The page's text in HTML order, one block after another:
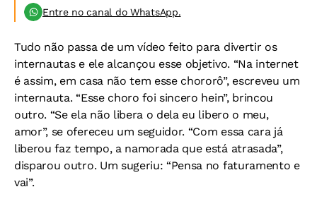
Entre no canal do WhatsApp.
Tudo não passa de um vídeo feito para divertir os
internautas e ele alcançou esse objetivo. “Na internet
é assim, em casa não tem esse chororô”, escreveu um
internauta. “Esse choro foi sincero hein”, brincou
outro. “Se ela não libera o dela eu libero o meu,
amor”, se ofereceu um seguidor. “Com essa cara já
liberou faz tempo, a namorada que está atrasada”,
disparou outro. Um sugeriu: “Pensa no faturamento e
vai”.